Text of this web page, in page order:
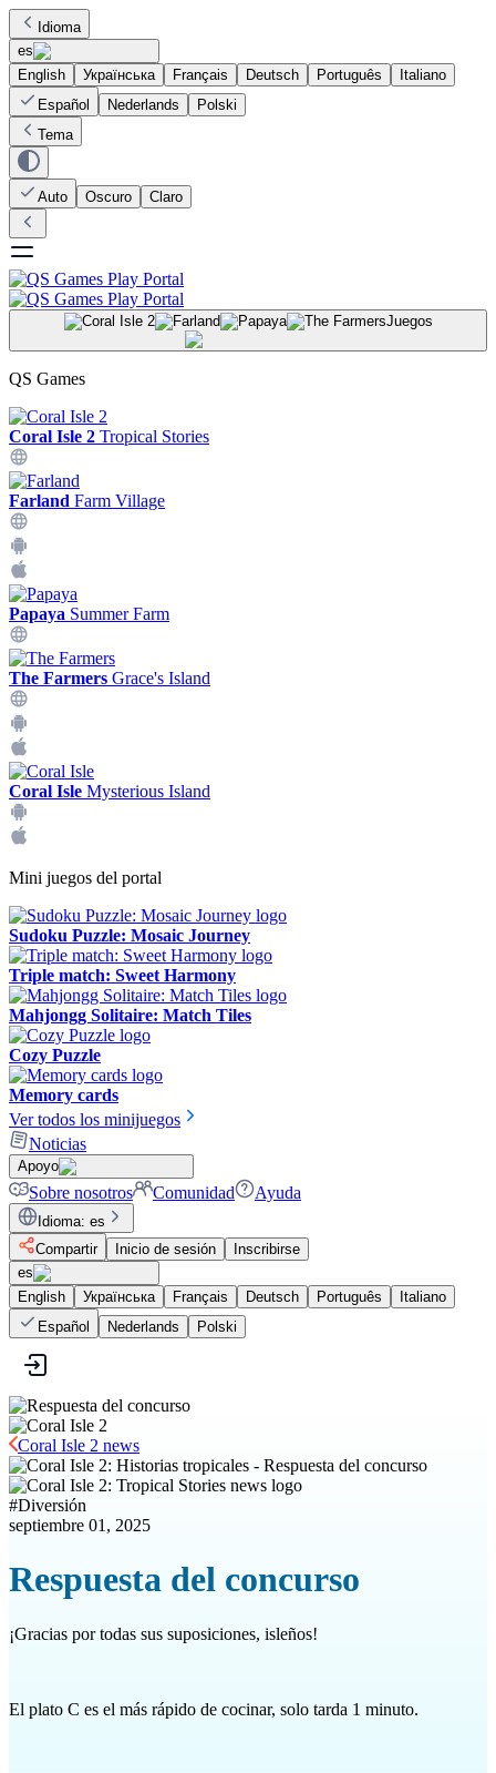
Idioma
es
English
Українська Français Deutsch Português
Italiano
Español
Nederlands
Polski
Tema
Auto Oscuro Claro
Juegos
QS Games
Coral Isle 2 Tropical Stories
Farland Farm Village
Papaya Summer Farm
The Farmers Grace's Island
Coral Isle Mysterious Island
Mini juegos del portal
Sudoku Puzzle: Mosaic Journey
Triple match: Sweet Harmony
Mahjongg Solitaire: Match Tiles
Cozy Puzzle
Memory cards
Ver todos los minijuegos
Noticias
Apoyo
Sobre nosotros Comunidad Ayuda
Idioma: es
Compartir
Inicio de sesión
Inscribirse
es
English
Українська Français Deutsch Português
Italiano
Español
Nederlands Polski
Coral Isle 2 news
#Diversión
septiembre 01, 2025
Respuesta del concurso
¡Gracias por todas sus suposiciones, isleños!
El plato C es el más rápido de cocinar, solo tarda 1 minuto.